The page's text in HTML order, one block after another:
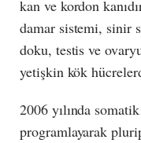
kan ve kordon
damar sistemi, sinir
doku, testis ve
yetişkin kök
2006 yılında
programlayarak